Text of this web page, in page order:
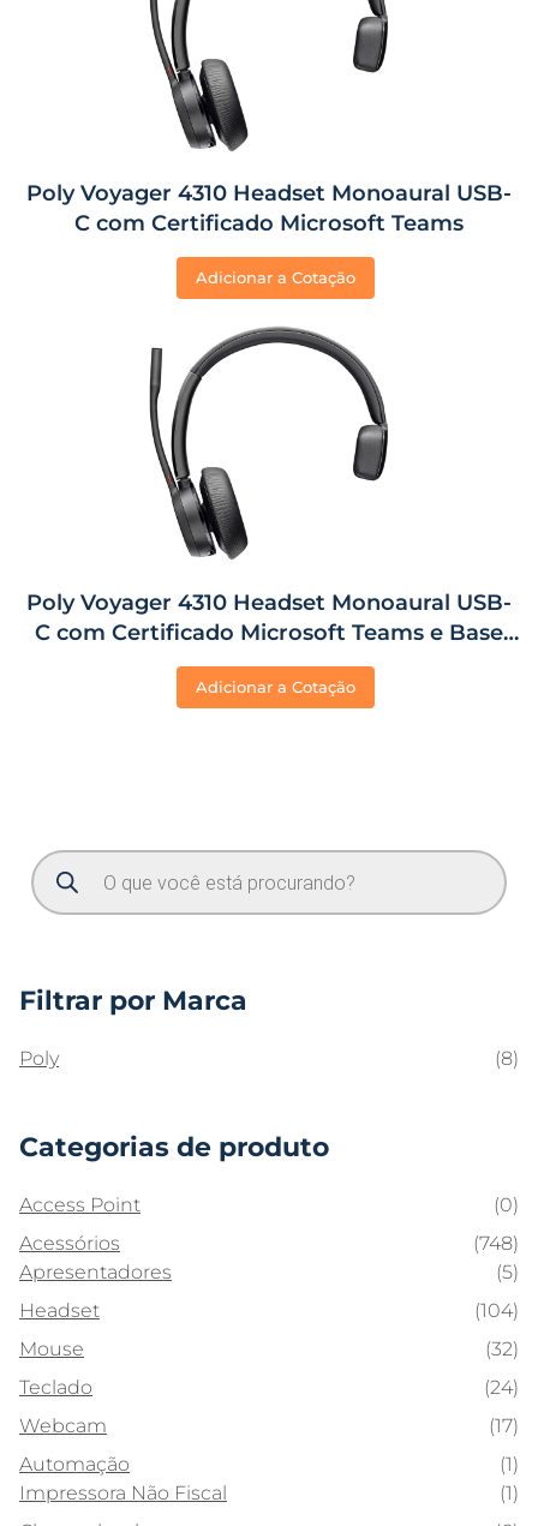
Poly Voyager 4310 Headset Monoaural USB-
C com Certificado Microsoft Teams
Adicionar a Cotação
Poly Voyager 4310 Headset Monoaural USB-
C com Certificado Microsoft Teams e Base
de Carregamento
Adicionar a Cotação
Filtrar por Marca
Poly (8)
Categorias de produto
Access Point
(0)
Acessórios
(748)
Apresentadores
(5)
Headset
(104)
Mouse
(32)
Teclado
(24)
Webcam
(17)
Automação
(1)
Impressora Não Fiscal
(1)